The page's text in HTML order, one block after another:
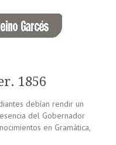
1856
debían rendir un
del Gobernador
en Gramática,